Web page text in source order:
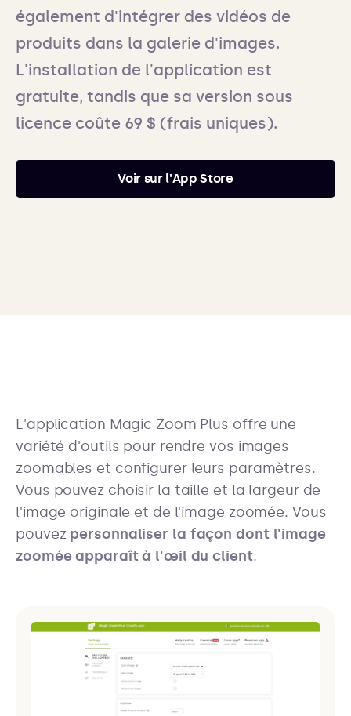
également d'intégrer des vidéos de
produits dans la galerie d'images.
L'installation de l'application est
gratuite, tandis que sa version sous
licence coûte 69 $ (frais uniques).
Voir sur l'App Store
L'application Magic Zoom Plus offre une
variété d'outils pour rendre vos images
zoomables et configurer leurs paramètres.
Vous pouvez choisir la taille et la largeur de
l'image originale et de l'image zoomée. Vous
pouvez personnaliser la façon dont l'image
zoomée apparaît à l'œil du client.